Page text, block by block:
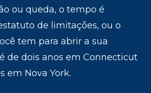
ou queda, o tempo é
de limitações, ou o
tem para abrir a sua
de dois anos em Connecticut
em Nova York.